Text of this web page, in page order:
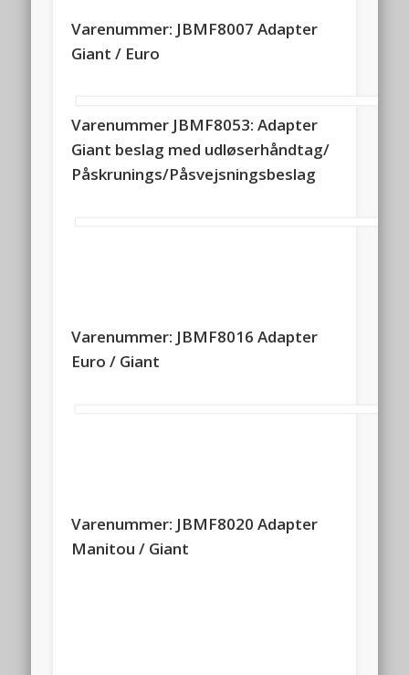
Varenummer: JBMF8007 Adapter
Giant / Euro
Varenummer JBMF8053: Adapter
Giant beslag med udløserhåndtag/
Påskrunings/Påsvejsningsbeslag
Varenummer: JBMF8016 Adapter
Euro / Giant
Varenummer: JBMF8020 Adapter
Manitou / Giant